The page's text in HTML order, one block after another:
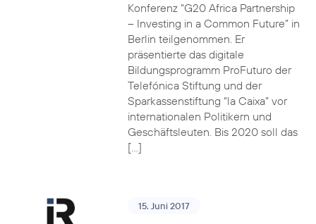
Konferenz “G20 Africa Partnership
– Investing in a Common Future” in
Berlin teilgenommen. Er
präsentierte das digitale
Bildungsprogramm ProFuturo der
Telefónica Stiftung und der
Sparkassenstiftung “la Caixa” vor
internationalen Politikern und
Geschäftsleuten. Bis 2020 soll das
[…]
15. Juni 2017